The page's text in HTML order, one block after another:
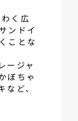
く広
ンドイ
ことな
ージャ
ぼちゃ
ど、